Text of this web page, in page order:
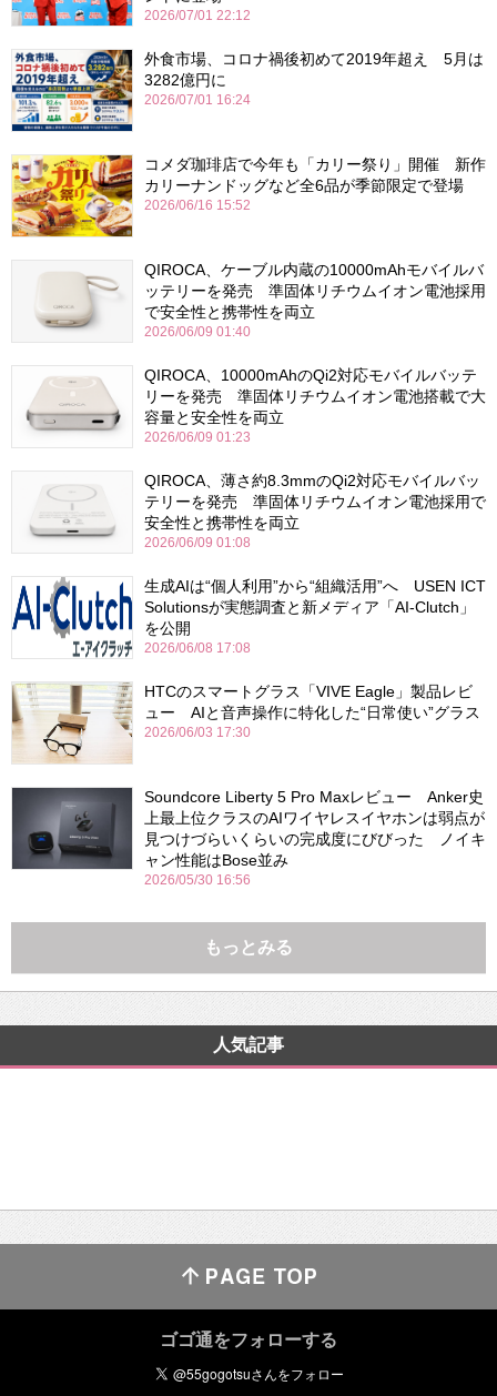
2026/07/01 22:12
外食市場、コロナ禍後初めて2019年超え 5月は
3282億円に
2026/07/01 16:24
コメダ珈琲店で今年も「カリー祭り」開催 新作
カリーナンドッグなど全6品が季節限定で登場
2026/06/16 15:52
QIROCA、ケーブル内蔵の10000mAhモバイルバ
ッテリーを発売 準固体リチウムイオン電池採用
で安全性と携帯性を両立
2026/06/09 01:40
QIROCA、10000mAhのQi2対応モバイルバッテ
リーを発売 準固体リチウムイオン電池搭載で大
容量と安全性を両立
2026/06/09 01:23
QIROCA、薄さ約8.3mmのQi2対応モバイルバッ
テリーを発売 準固体リチウムイオン電池採用で
安全性と携帯性を両立
2026/06/09 01:08
生成AIは“個人利用”から“組織活用”へ USEN ICT
Solutionsが実態調査と新メディア「AI-Clutch」
を公開
2026/06/08 17:08
HTCのスマートグラス「VIVE Eagle」製品レビ
ュー AIと音声操作に特化した“日常使い”グラス
2026/06/03 17:30
Soundcore Liberty 5 Pro Maxレビュー Anker史
上最上位クラスのAIワイヤレスイヤホンは弱点が
見つけづらいくらいの完成度にびびった ノイキ
ャン性能はBose並み
2026/05/30 16:56
もっとみる
人気記事
ゴゴ通をフォローする